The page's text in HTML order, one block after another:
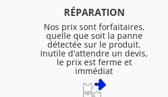
RÉPARATION
Nos prix sont forfaitaires,
quelle que soit la panne
détectée sur le produit.
Inutile d'attendre un devis,
le prix est ferme et
immédiat